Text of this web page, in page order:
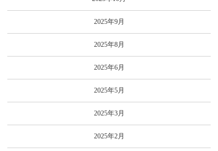
2025年9月
2025年8月
2025年6月
2025年5月
2025年3月
2025年2月